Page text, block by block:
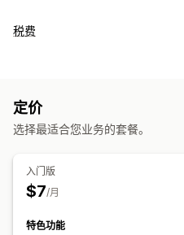
文件类型
自定义
颜色和字体
品牌营销 字段
文件管理
批量下载
数据安全性
税费
注册
税号验证
定价
选择最适合您业务的套餐。
入门版
$7/月
特色功能